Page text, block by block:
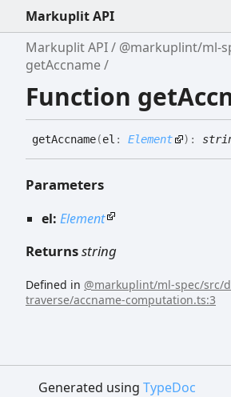
Markuplit API
Markuplit API
@markuplint/ml-
getAccname
Function
getAccname(el : Element ) :
Parameters
el: Element
Returnsstring
Defined in @markuplint/ml-spec/src/
traverse/accname-computation.ts:3
Generated using TypeDoc